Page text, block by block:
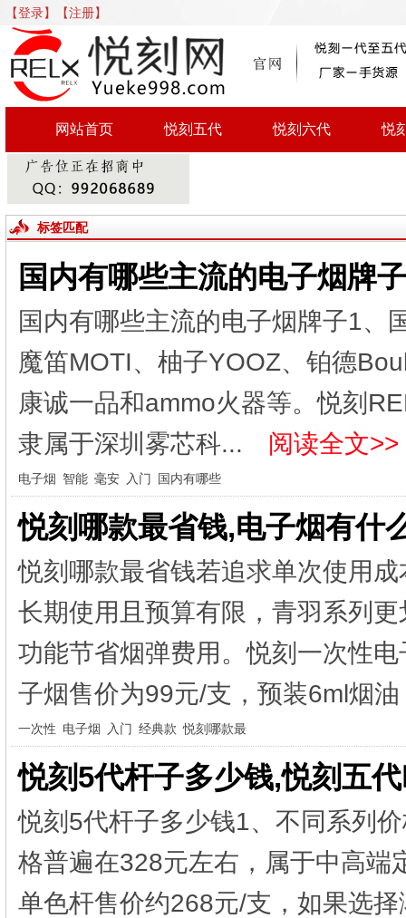
【登录】 【注册】
网站首页 悦刻五代 悦刻六代 悦
标签匹配
国内有哪些主流的电子烟牌
国内有哪些主流的电子烟牌子1、
魔笛MOTI、柚子YOOZ、铂德
康诚一品和ammo火器等。悦刻
隶属于深圳雾芯科...
阅读全文>>
电子烟 智能 毫安 入门 国内有哪些
悦刻哪款最省钱,电子烟有什
悦刻哪款最省钱若追求单次使用
长期使用且预算有限，青羽系列
功能节省烟弹费用。悦刻一次性
子烟售价为99元/支，预装6ml烟
一次性 电子烟 入门 经典款 悦刻哪款最
悦刻5代杆子多少钱,悦刻五
悦刻5代杆子多少钱1、不同系列
格普遍在328元左右，属于中高端
单色杆售价约268元/支，如果选